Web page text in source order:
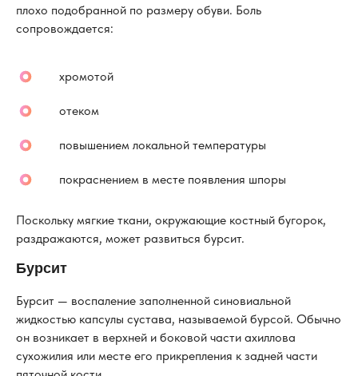
плохо подобранной по размеру обуви. Боль
сопровождается:
хромотой
отеком
повышением локальной температуры
покраснением в месте появления шпоры
Поскольку мягкие ткани, окружающие костный бугорок,
раздражаются, может развиться бурсит.
Бурсит
Бурсит — воспаление заполненной синовиальной
жидкостью капсулы сустава, называемой бурсой. Обычно
он возникает в верхней и боковой части ахиллова
сухожилия или месте его прикрепления к задней части